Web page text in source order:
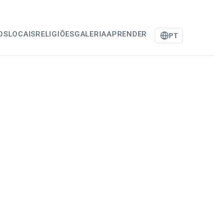
LOCAISRELIGIÕESGALERIAAPRENDER PT